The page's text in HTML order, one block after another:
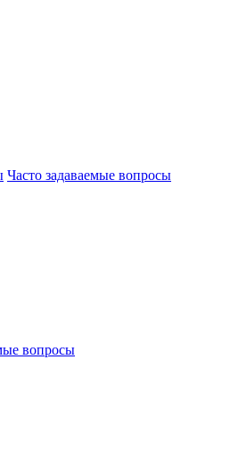
Часто задаваемые вопросы
вопросы